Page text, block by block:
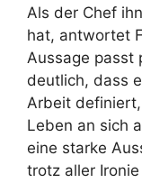
Als der Chef
hat, antwortet
Aussage passt
deutlich, dass
Arbeit
Leben an sich
eine starke
trotz aller